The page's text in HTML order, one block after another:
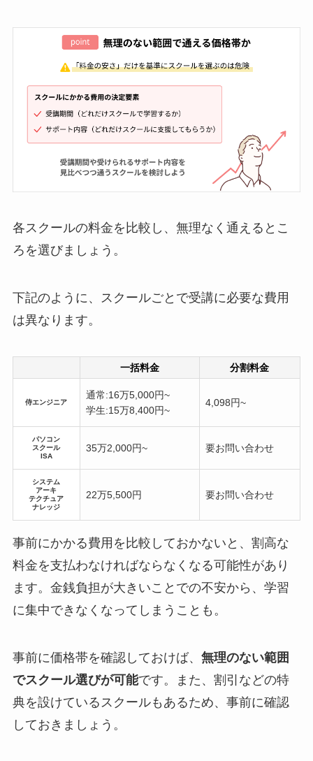
各スクールの料金を比較し、無理なく通えるとこ
ろを選びましょう。
下記のように、スクールごとで受講に必要な費用
は異なります。
一括料金 分割料金
侍エンジニア
通常:16万5,000円~
学生:15万8,400円~
4,098円~
パソコン
スクール
ISA
35万2,000円~ 要お問い合わせ
システム
アーキ
テクチュア
ナレッジ
22万5,500円 要お問い合わせ
事前にかかる費用を比較しておかないと、割高な
料金を支払わなければならなくなる可能性があり
ます。金銭負担が大きいことでの不安から、学習
に集中できなくなってしまうことも。
事前に価格帯を確認しておけば、 無理のない範囲
でスクール選びが可能です。また、割引などの特
典を設けているスクールもあるため、事前に確認
しておきましょう。